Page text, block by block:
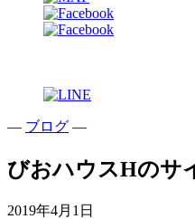
— ブログ —
びおハウスHのサ
2019年4月1日